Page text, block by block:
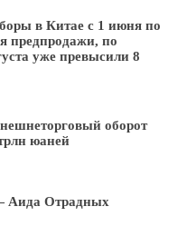
в Китае с 1 июня по
предпродажи, по
уже превысили 8
оборот
юаней
Отрадных